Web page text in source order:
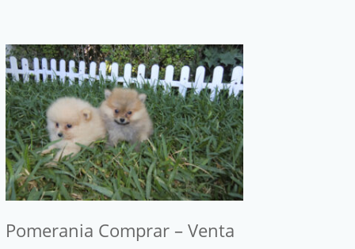
Pomerania Comprar – Venta